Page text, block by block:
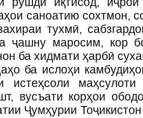
саноатию сохтмон,
тухмӣ,
ҷашну маросим, кор
ба хидмати ҳарбӣ
ба ислоҳи
истеҳсоли
вусъати корҳои
Ҷумҳурии